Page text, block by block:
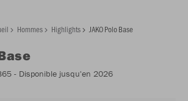
Hommes Highlights JAKO Polo Base
- Disponible jusqu'en 2026